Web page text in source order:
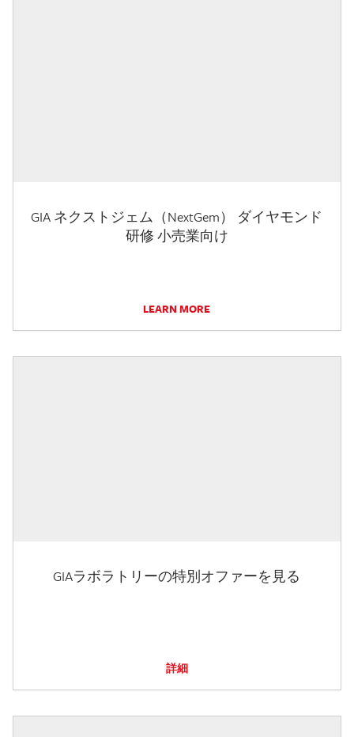
GIA ネクストジェム（NextGem） ダイヤモンド
研修 小売業向け
LEARN MORE
GIAラボラトリーの特別オファーを見る
詳細